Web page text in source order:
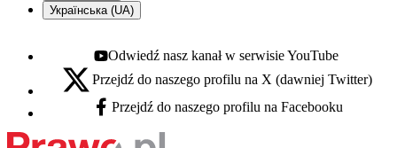
Українська (UA)
Youtube - otwiera się w nowej karcie
Odwiedź nasz kanał w serwisie YouTube
X - otwiera się w nowej karcie
Przejdź do naszego profilu na X (dawniej Twitter)
Facebook - otwiera się w nowej karcie
Przejdź do naszego profilu na Facebooku